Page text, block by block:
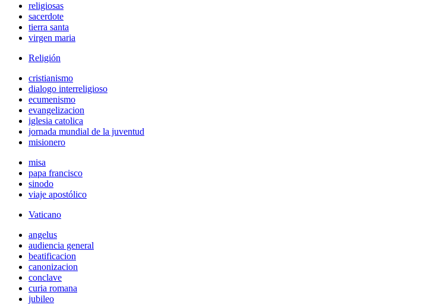
religiosas
sacerdote
tierra santa
virgen maria
Religión
cristianismo
dialogo interreligioso
ecumenismo
evangelizacion
iglesia catolica
jornada mundial de la juventud
misionero
misa
papa francisco
sinodo
viaje apostólico
Vaticano
angelus
audiencia general
beatificacion
canonizacion
conclave
curia romana
jubileo